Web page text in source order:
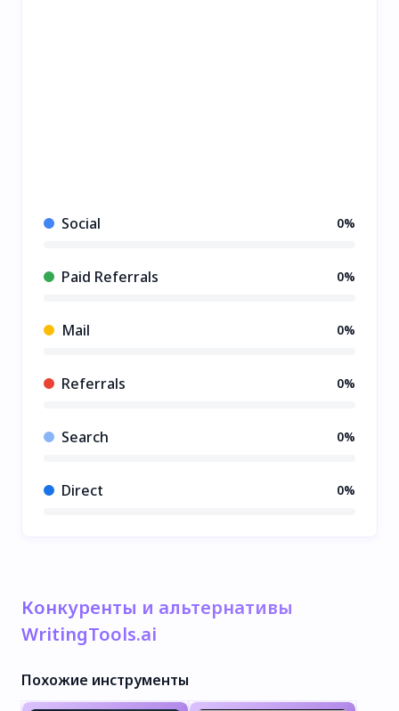
Social 0%
Paid Referrals 0%
Mail 0%
Referrals 0%
Search 0%
Direct 0%
Конкуренты и альтернативы
WritingTools.ai
Похожие инструменты